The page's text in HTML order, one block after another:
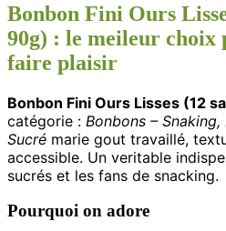
Bonbon Fini Ours
90g) : le meileur choix
faire plaisir
Bonbon Fini Ours Lisses (12
catégorie : Bonbons –
Sucré marie gout travaillé,
accessible. Un veritable
sucrés et les fans de snacking.
Pourquoi on adore